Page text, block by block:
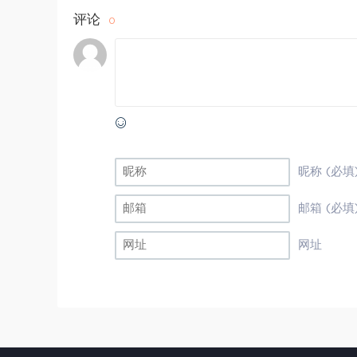
评论 0
昵称 (必填
邮箱 (必填
网址